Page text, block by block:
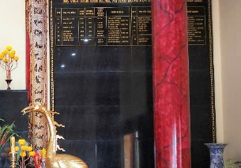
Nhà hàng Thiên Tân
Tàu nhà hàng Sài
Long
Nhà hàng Hương